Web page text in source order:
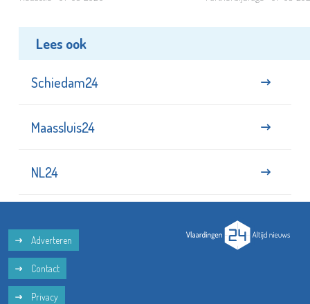
Lees ook
Schiedam24
Maassluis24
NL24
Adverteren
Contact
Privacy